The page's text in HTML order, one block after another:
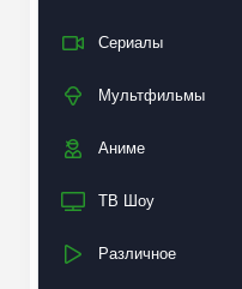
Сериалы
Мультфильмы
Аниме
ТВ Шоу
Различное